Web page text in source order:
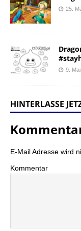
25.
9.
HINTERLASSE
E-Mail Adresse wird
Kommentar